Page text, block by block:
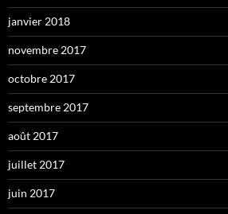
janvier 2018
novembre 2017
octobre 2017
septembre 2017
août 2017
juillet 2017
juin 2017